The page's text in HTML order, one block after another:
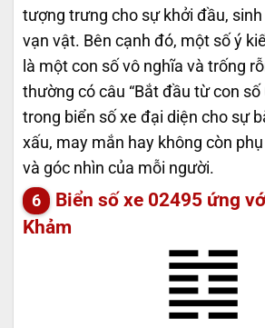
tượng trưng cho sự khởi đầu, sinh
vạn vật. Bên cạnh đó, một số ý
là một con số vô nghĩa và trống
thường có câu “Bắt đầu từ con số
trong biển số xe đại diện cho sự
xấu, may mắn hay không còn
và góc nhìn của mỗi người.
Biển số xe 02495 ứng
Khảm